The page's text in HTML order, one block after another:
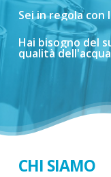
Seiinregola con
Hai bisognodel
qualità
CHI SIAMO